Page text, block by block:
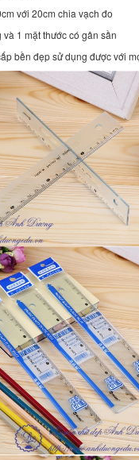
với 20cm chia vạch đo
1 mặt thước có gân sần
bền đẹp sử dụng được với